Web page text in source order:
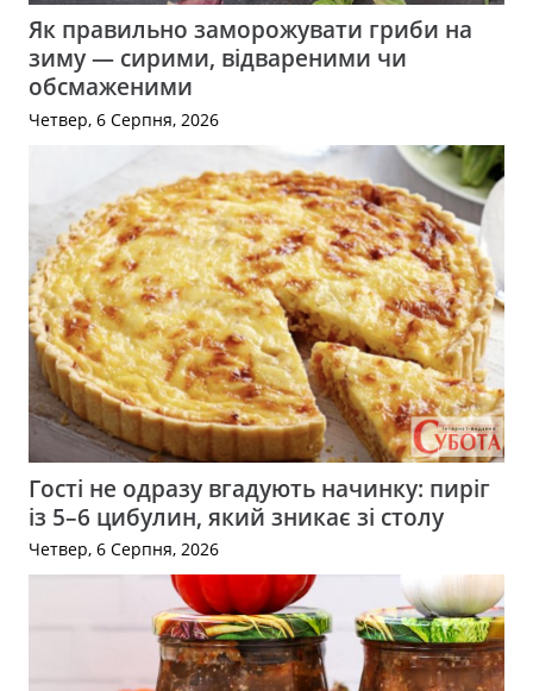
Як правильно заморожувати гриби на
зиму — сирими, відвареними чи
обсмаженими
Четвер, 6 Серпня, 2026
Гості не одразу вгадують начинку: пиріг
із 5–6 цибулин, який зникає зі столу
Четвер, 6 Серпня, 2026